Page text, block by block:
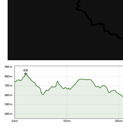
0 km 10 km 20 km
400 m
500 m
600 m
700 m
800 m
900 m
830